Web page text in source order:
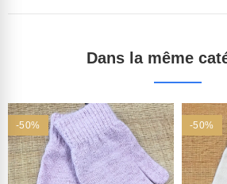
Dans la même
-50% -50%